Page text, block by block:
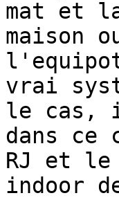
mat et
maison
vrai
le cas,
dans
RJ et
indoor